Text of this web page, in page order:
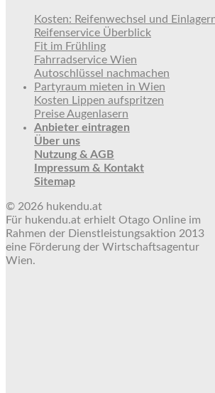
Kosten: Reifenwechsel und
Reifenservice Überblick
Fit im Frühling
Fahrradservice Wien
Autoschlüssel nachmachen
Partyraum mieten in Wien
Kosten Lippen aufspritzen
Preise Augenlasern
Anbieter eintragen
Über uns
Nutzung & AGB
Impressum & Kontakt
Sitemap
© 2026 hukendu.at
Für hukendu.at erhielt Otago Online im
Rahmen der Dienstleistungsaktion 2013
eine Förderung der Wirtschaftsagentur
Wien.